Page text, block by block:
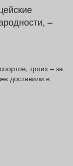
–
троих – за
доставили в